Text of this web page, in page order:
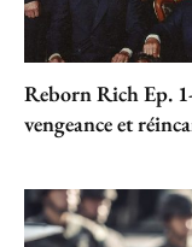
Reborn Rich Ep.
vengeance et